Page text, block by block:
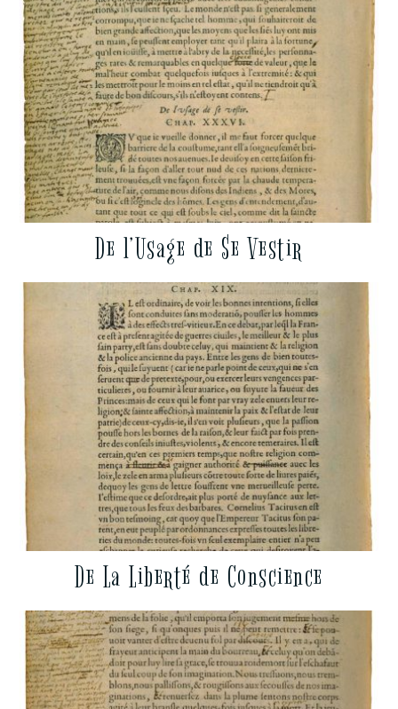
De l’Usage de Se Vestir
De La Liberté de Conscience